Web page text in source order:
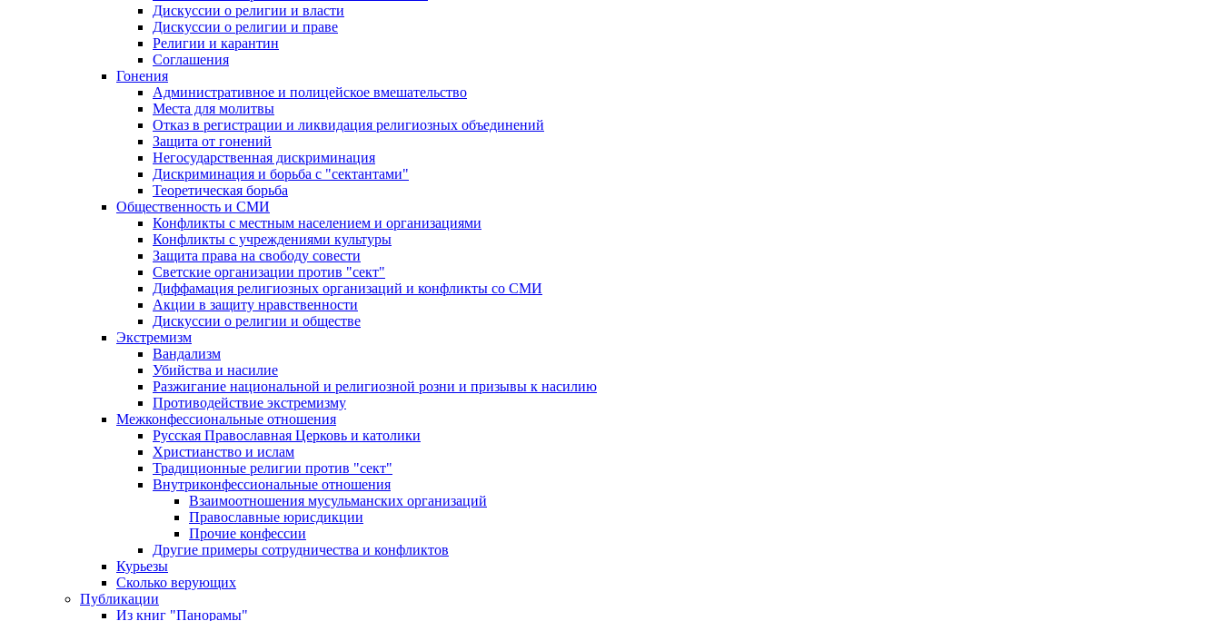
Дискуссии о религии и власти
Дискуссии о религии и праве
Религии и карантин
Соглашения
Гонения
Административное и полицейское вмешательство
Места для молитвы
Отказ в регистрации и ликвидация религиозных объединений
Защита от гонений
Негосударственная дискриминация
Дискриминация и борьба с "сектантами"
Теоретическая борьба
Общественность и СМИ
Конфликты с местным населением и организациями
Конфликты с учреждениями культуры
Защита права на свободу совести
Светские организации против "сект"
Диффамация религиозных организаций и конфликты со СМИ
Акции в защиту нравственности
Дискуссии о религии и обществе
Экстремизм
Вандализм
Убийства и насилие
Разжигание национальной и религиозной розни и призывы к насилию
Противодействие экстремизму
Межконфессиональные отношения
Русская Православная Церковь и католики
Христианство и ислам
Традиционные религии против "сект"
Внутриконфессиональные отношения
Взаимоотношения мусульманских организаций
Православные юрисдикции
Прочие конфессии
Другие примеры сотрудничества и конфликтов
Курьезы
Сколько верующих
Публикации
Из книг "Панорамы"